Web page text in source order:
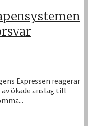
Expressen reagerar
ökade anslag till